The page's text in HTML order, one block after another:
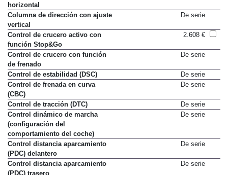
horizontal
Columna de dirección con ajuste
vertical
De serie
Control de crucero activo con
función Stop&Go
2.608 €
Control de crucero con función
de frenado
De serie
Control de estabilidad (DSC)
De serie
Control de frenada en curva
(CBC)
De serie
Control de tracción (DTC)
De serie
Control dinámico de marcha
(configuración del
comportamiento del coche)
De serie
Control distancia aparcamiento
(PDC) delantero
De serie
Control distancia aparcamiento
(PDC) trasero
De serie